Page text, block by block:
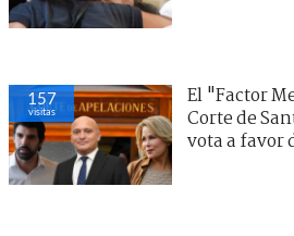
157
visitas
El "Factor
Corte de
vota a favor